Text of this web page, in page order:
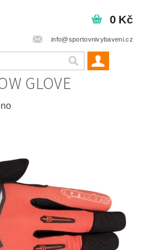
info@sportovnivybaveni.cz
0 Kč
GLOVE